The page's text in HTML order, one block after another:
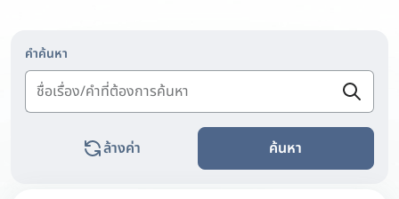
คำค้นหา
ล้างค่า ค้นหา